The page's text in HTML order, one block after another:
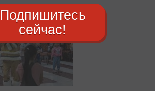
Подпишитесь
сейчас!